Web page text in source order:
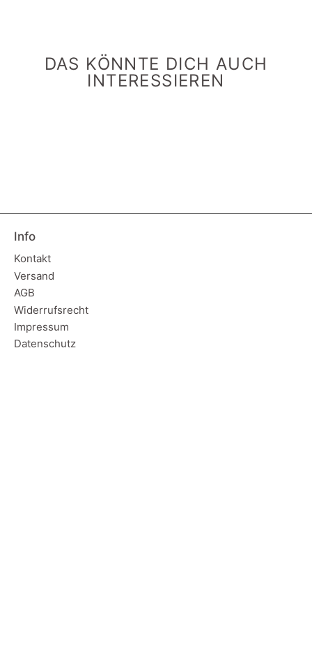
DAS KÖNNTE DICH AUCH
INTERESSIEREN
Info
Kontakt
Versand
AGB
Widerrufsrecht
Impressum
Datenschutz